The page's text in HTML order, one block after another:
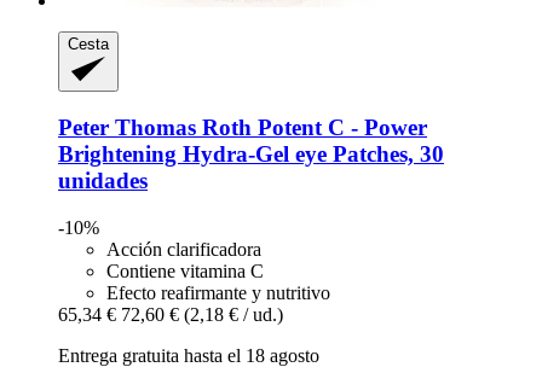
Cesta
Peter Thomas Roth Potent C -​ Power
Brightening Hydra-​Gel eye Patches, 30
unidades
-10%
Acción clarificadora
Contiene vitamina C
Efecto reafirmante y nutritivo
65,34 € 72,60 € (2,18 € / ud.)
Entrega gratuita hasta el 18 agosto